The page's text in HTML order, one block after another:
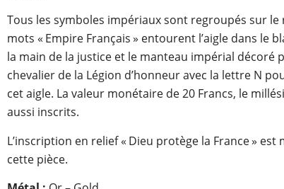
Tous les symboles impériaux sont regroupés sur le
mots « Empire Français » entourent l’aigle dans le
la main de la justice et le manteau impérial décoré
chevalier de la Légion d’honneur avec la lettre N
cet aigle. La valeur monétaire de 20 Francs, le
aussi inscrits.
L’inscription en relief « Dieu protège la France »
cette pièce.